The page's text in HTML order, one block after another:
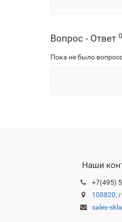
Вопрос - Ответ 0
Пока не было
Наши
+7(495)
108820,
sales-